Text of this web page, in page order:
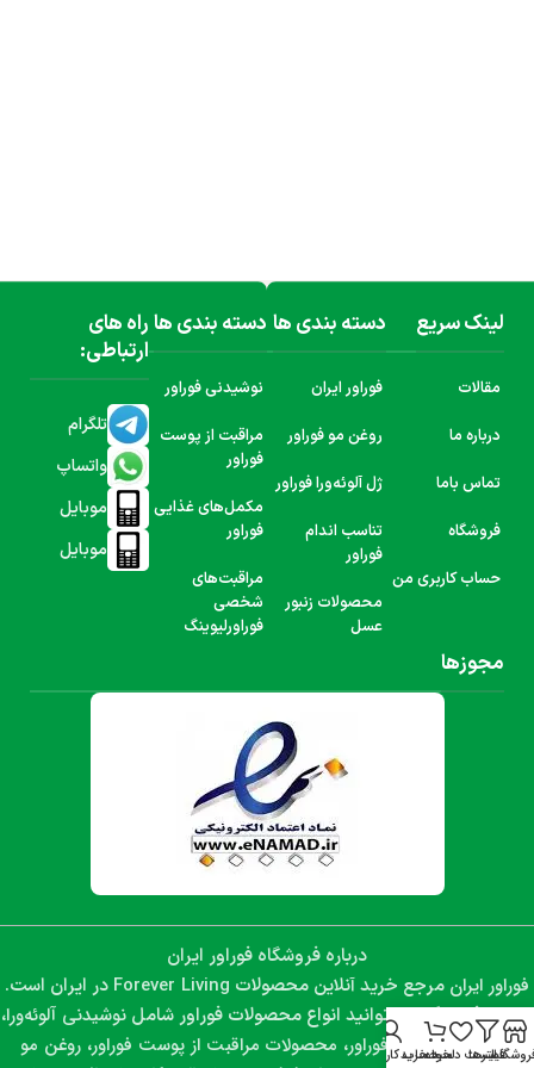
لینک سریع
مقالات
درباره ما
تماس باما
فروشگاه
حساب کاربری من
دسته بندی ها
فوراور ایران
روغن مو فوراور
ژل آلوئه‌ورا فوراور
تناسب اندام
فوراور
محصولات زنبور
عسل
دسته بندی ها
نوشیدنی فوراور
مراقبت از پوست
فوراور
مکمل‌های غذایی
فوراور
مراقبت‌های
شخصی
فوراورلیوینگ
راه های
ارتباطی:
تلگرام
واتساپ
موبایل
موبایل
مجوزها
درباره فروشگاه فوراور ایران
فوراور ایران مرجع خرید آنلاین محصولات Forever Living در ایران است.
در این فروشگاه می‌توانید انواع محصولات فوراور شامل نوشیدنی آلوئه‌ورا،
مکمل‌های غذایی فوراور، محصولات مراقبت از پوست فوراور، روغن مو
فیلترها
لیست دلخواهسبد خرید
حساب کاربری من